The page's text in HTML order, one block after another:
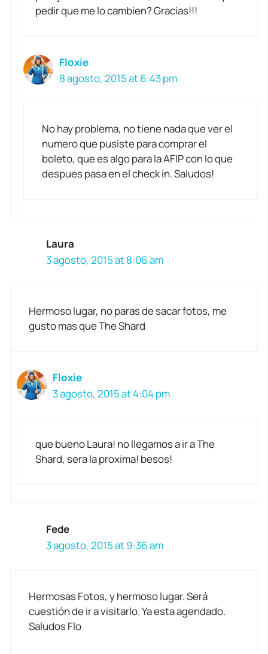
pedir que me lo cambien? Gracias!!!
Floxie
8 agosto, 2015 at 6:43 pm
No hay problema, no tiene nada que ver el
numero que pusiste para comprar el
boleto, que es algo para la AFIP con lo que
despues pasa en el check in. Saludos!
Laura
3 agosto, 2015 at 8:06 am
Hermoso lugar, no paras de sacar fotos, me
gusto mas que The Shard
Floxie
3 agosto, 2015 at 4:04 pm
que bueno Laura! no llegamos a ir a The
Shard, sera la proxima! besos!
Fede
3 agosto, 2015 at 9:36 am
Hermosas Fotos, y hermoso lugar. Será
cuestión de ir a visitarlo. Ya esta agendado.
Saludos Flo